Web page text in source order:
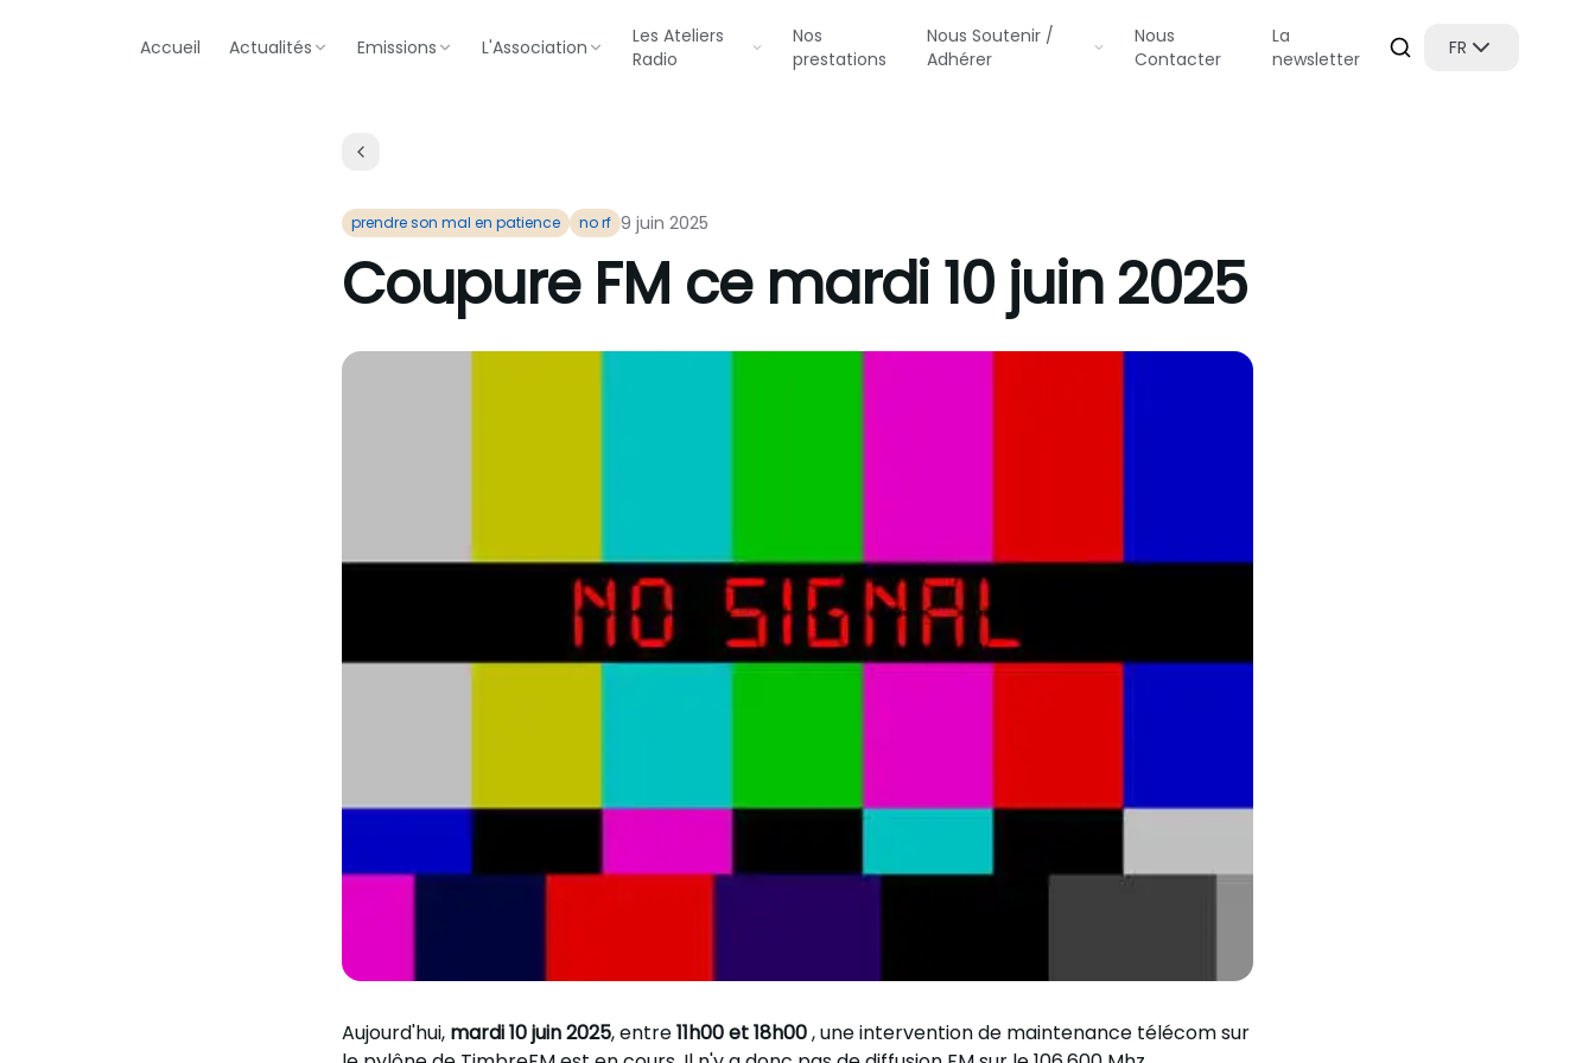
Accueil Actualités Emissions L'Association
Les Ateliers
Radio
Nos
prestations
Nous Soutenir /
Adhérer
Nous
Contacter
La
newsletter
FR
prendre son mal en patience no rf 9 juin 2025
Coupure FM ce mardi 10 juin 2025
Aujourd'hui, mardi 10 juin 2025, entre11h00 et 18h00, une intervention de maintenance télécom sur